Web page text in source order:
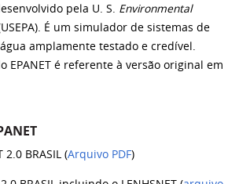
pela U. S. Environmental
É um simulador de sistemas de
amplamente testado e credível.
EPANET é referente à versão original em
2.0 BRASIL (Arquivo PDF)